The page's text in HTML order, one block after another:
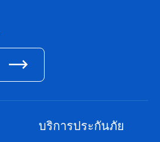
บริการประกันภัย